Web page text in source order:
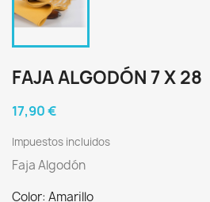
FAJA ALGODÓN 7 X 28
17,90 €
Impuestos incluidos
Faja Algodón
Color: Amarillo